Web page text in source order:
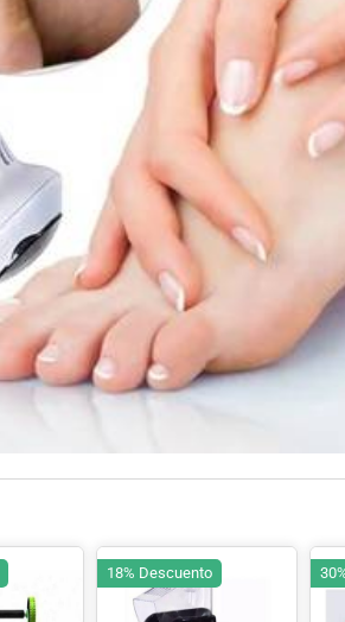
18% Descuento